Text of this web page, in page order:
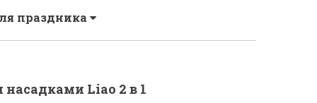
праздника
Liao 2 в 1